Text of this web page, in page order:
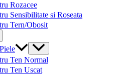
Rozacee
Sensibilitate si Roseata
Tern/Obosit
Menu
Toggle
Ten Normal
Ten Uscat